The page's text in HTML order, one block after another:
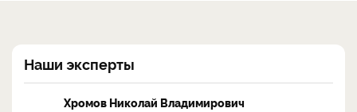
Наши эксперты
Хромов Николай Владимирович